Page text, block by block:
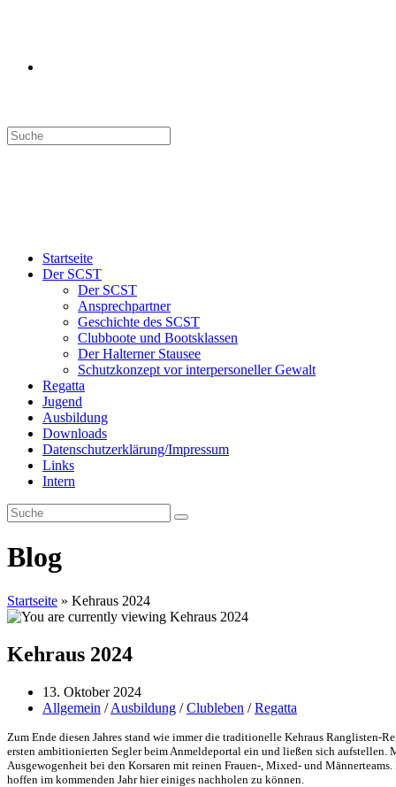
Search
this
Startseite
Der SCST
Der SCST
Ansprechpartner
Geschichte des SCST
Clubboote und Bootsklassen
Der Halterner Stausee
Schutzkonzept vor interpersoneller Gewalt
Regatta
Jugend
Ausbildung
Downloads
Datenschutzerklärung/Impressum
Links
Intern
Blog
Startseite » Kehraus 2024
Kehraus 2024
Beitrag
veröffentlicht:
13. Oktober 2024
Beitrags-
Allgemein / Ausbildung / Clubleben / Regatta
Zum Ende diesen Jahres stand wie immer die traditionelle Kehraus Ranglisten-
ersten ambitionierten Segler beim Anmeldeportal ein und ließen sich aufstellen.
Ausgewogenheit bei den Korsaren mit reinen Frauen-, Mixed- und
hoffen im kommenden Jahr hier einiges nachholen zu können.